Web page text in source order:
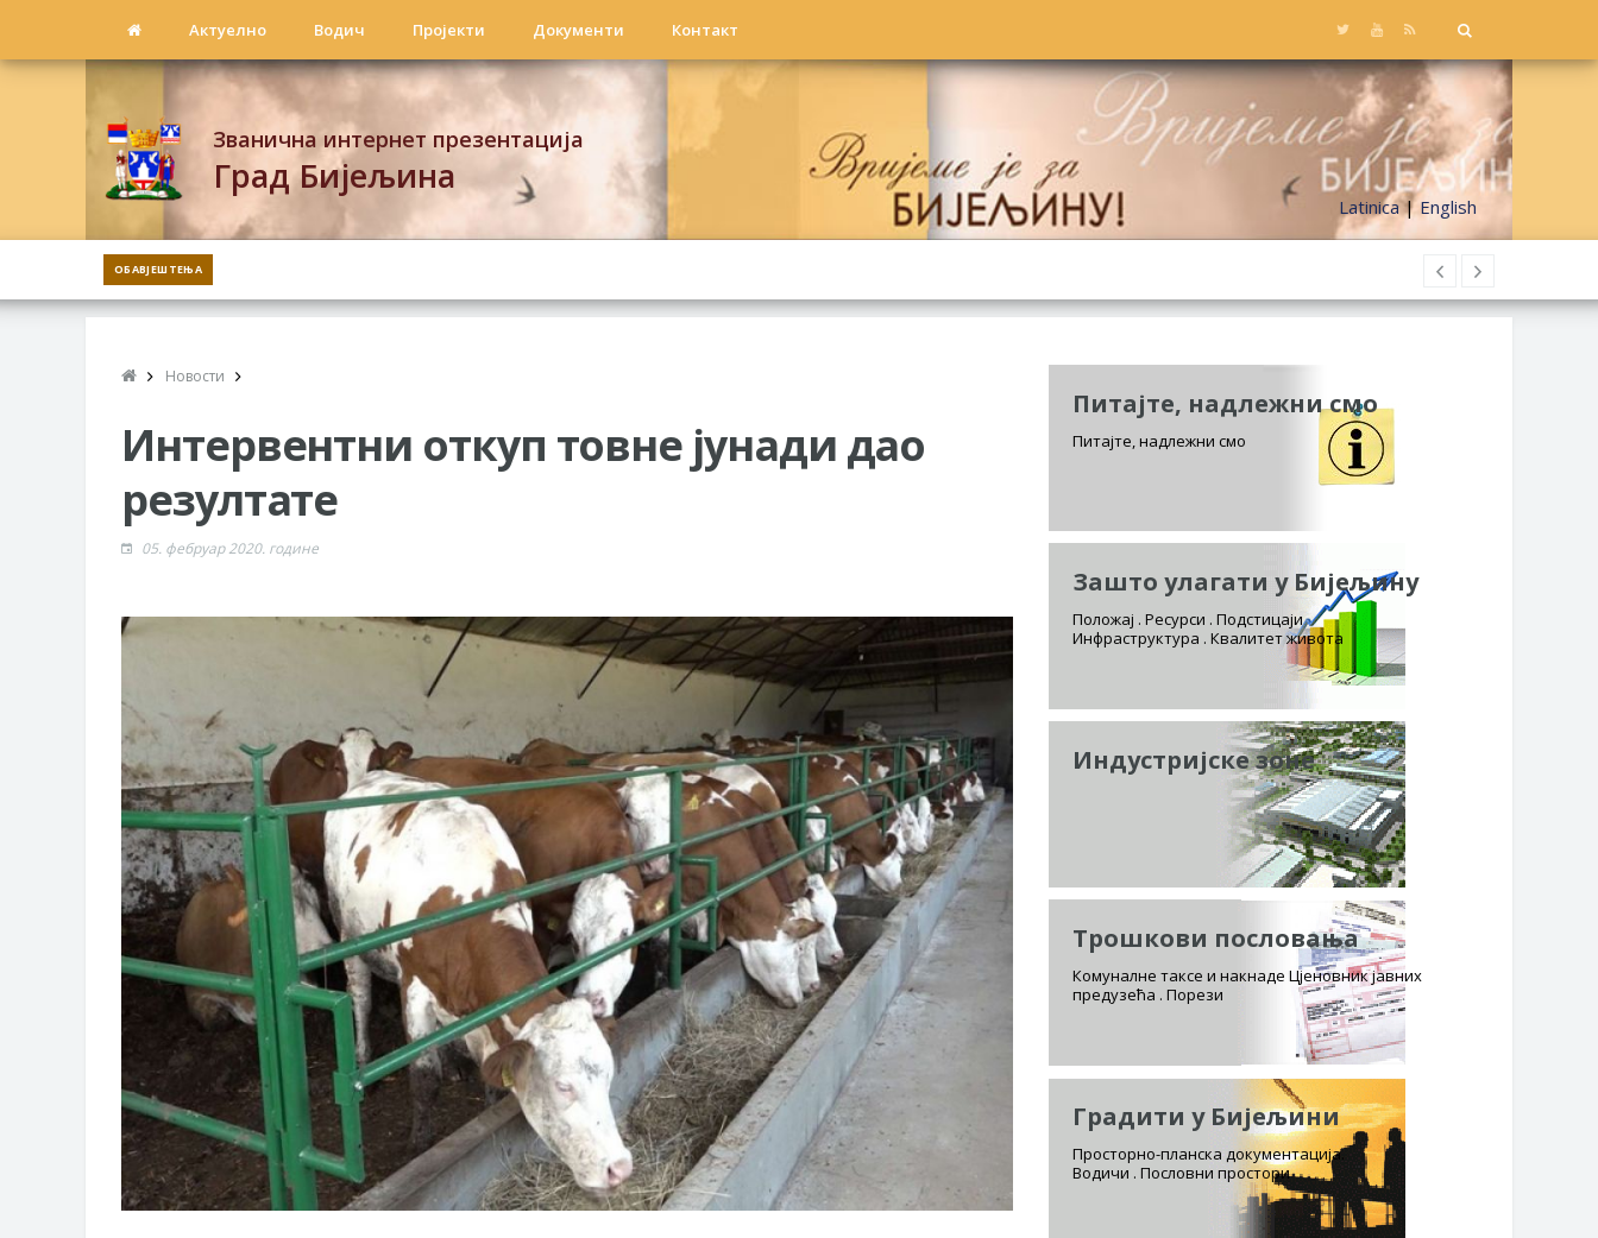
Актуелно Водич Пројекти Документи Контакт
Latinica| English
Званична интернет презентација
Град Бијељина
ОБАВЈЕШТЕЊА
Новости
Интервентни откуп товне јунади дао
резултате
05. фебруар 2020. године
Питајте, надлежни смо
Питајте, надлежни смо
Зашто улагати у Бијељину
Положај . Ресурси . Подстицаји
Инфраструктура . Квалитет живота
Индустријске зоне
Трошкови пословања
Комуналне таксе и накнаде Цјеновник јавних
предузећа . Порези
Градити у Бијељини
Просторно-планска документација.
Водичи . Пословни простори